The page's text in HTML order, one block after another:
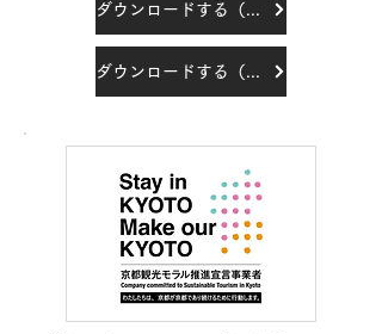
ダウンロードする（PNG）
ダウンロードする（PDF）